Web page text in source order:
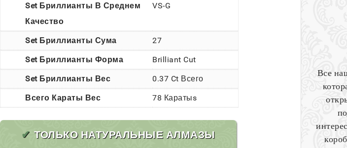
Set Бриллианты В Среднем
Качество
VS-G
Set Бриллианты Сума 27
Set Бриллианты Форма Brilliant Cut
Set Бриллианты Вес 0.37 Ct Всего
Всего Караты Вес 78 Каратыs
✔ ТОЛЬКО НАТУРАЛЬНЫЕ АЛМАЗЫ
Все